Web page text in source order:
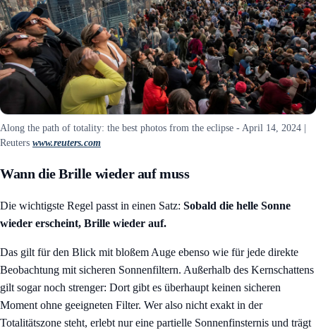
Along the path of totality: the best photos from the eclipse - April 14, 2024 |
Reuters www.reuters.com
Wann die Brille wieder auf muss
Die wichtigste Regel passt in einen Satz: Sobald die helle Sonne
wieder erscheint, Brille wieder auf.
Das gilt für den Blick mit bloßem Auge ebenso wie für jede direkte
Beobachtung mit sicheren Sonnenfiltern. Außerhalb des Kernschattens
gilt sogar noch strenger: Dort gibt es überhaupt keinen sicheren
Moment ohne geeigneten Filter. Wer also nicht exakt in der
Totalitätszone steht, erlebt nur eine partielle Sonnenfinsternis und trägt